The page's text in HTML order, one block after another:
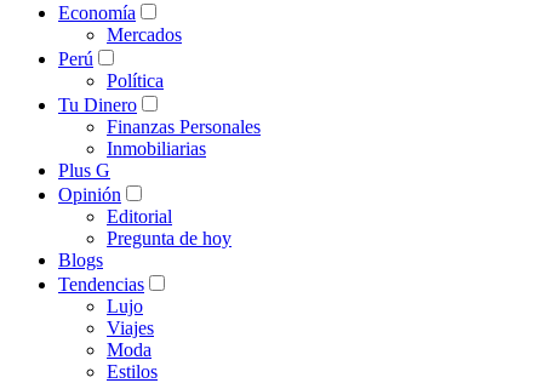
Economía
Mercados
Perú
Política
Tu Dinero
Finanzas Personales
Inmobiliarias
Plus G
Opinión
Editorial
Pregunta de hoy
Blogs
Tendencias
Lujo
Viajes
Moda
Estilos